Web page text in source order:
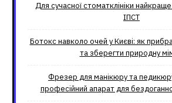
Для сучасної стоматклініки
ІПСТ
Ботокс навколо очей у Києві: як
та зберегти природну
Фрезер для манікюру та
професійний апарат для